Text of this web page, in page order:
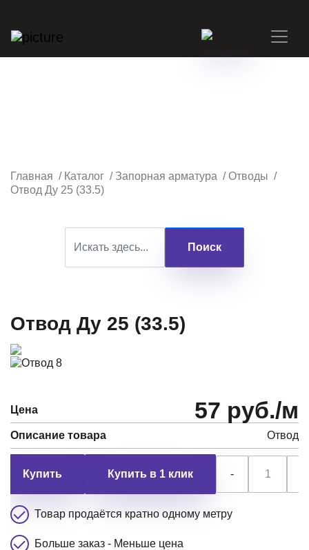
Главная / Каталог / Запорная арматура /Отводы /
Отвод Ду 25 (33.5)
Поиск
Отвод Ду 25 (33.5)
Цена 57 руб./м
Описание товара Отвод
Купить в 1 клик -
Товар продаётся кратно одному метру
Больше заказ - Меньше цена